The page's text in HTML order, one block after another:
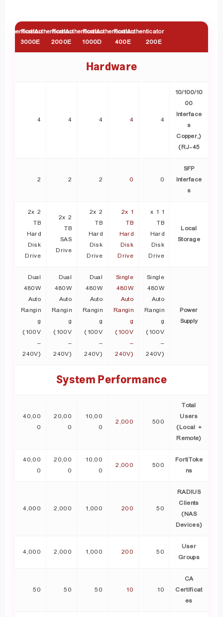
FortiAuthenticator
200E
FortiAuthenticator
400E
FortiAuthenticator
1000D
FortiAuthenticator
2000E
3000E
Hardware
10/100/10
00
Interface
s
(Copper,
RJ-45)
4
4
4
4
4
SFP
Interface
s
0
0
2
2
2
Local
Storage
1 x 1
TB
Hard
Disk
Drive
2x 1
TB
Hard
Disk
Drive
2x 2
TB
Hard
Disk
Drive
2x 2
TB
SAS
Drive
2x 2
TB
Hard
Disk
Drive
Power
Supply
Single
480W
Auto
Rangin
g
(100V
–
240V)
Single
480W
Auto
Rangin
g
(100V
–
240V)
Dual
480W
Auto
Rangin
g
(100V
–
240V)
Dual
480W
Auto
Rangin
g
(100V
–
240V)
Dual
480W
Auto
Rangin
g
(100V
–
240V)
System Performance
Total
Users
(Local +
Remote)
500
2,000
10,00
0
20,00
0
40,00
0
FortiToke
ns
500
2,000
10,00
0
20,00
0
40,00
0
RADIUS
Clients
(NAS
Devices)
50
200
1,000
2,000
4,000
User
Groups
50
200
1,000
2,000
4,000
CA
Certificat
es
10
10
50
50
50